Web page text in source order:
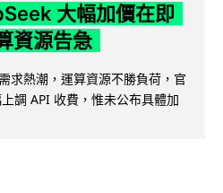
大幅加價在即
資源告急
求熱潮，運算資源不勝負荷，官
調 API 收費，惟未公布具體加